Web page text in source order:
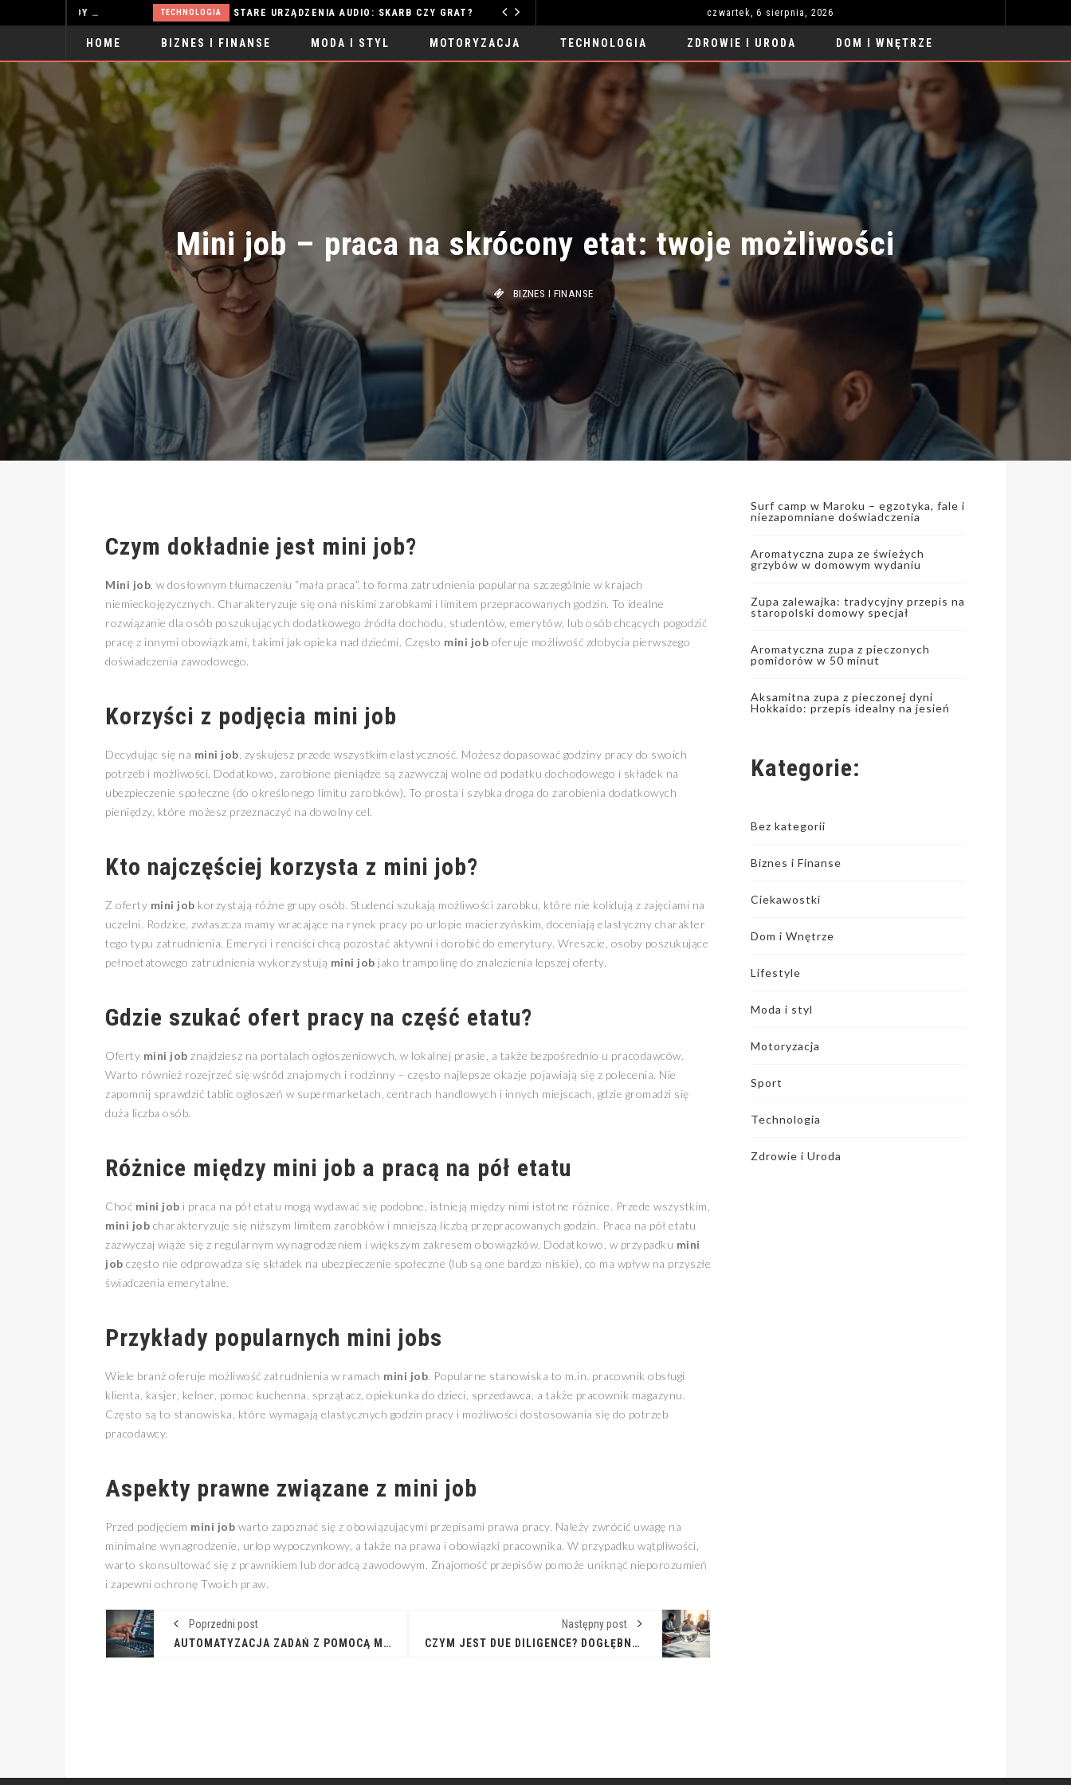
STARE URZĄDZENIA AUDIO: SKARB CZY GRAT? czwartek, 6 sierpnia, 2026
HOME BIZNES I FINANSE MODA I STYL MOTORYZACJA TECHNOLOGIA ZDROWIE I URODA DOM I WNĘTRZE
SPORT
Mini job – praca na skrócony etat: twoje możliwości
Czym dokładnie jest mini job?
Mini job , w dosłownym tłumaczeniu “mała praca”, to forma zatrudnienia popularna szczególnie w krajach
niemieckojęzycznych. Charakteryzuje się ona niskimi zarobkami i limitem przepracowanych godzin. To idealne
rozwiązanie dla osób poszukujących dodatkowego źródła dochodu, studentów, emerytów, lub osób chcących pogodzić
pracę z innymi obowiązkami, takimi jak opieka nad dziećmi. Często mini job oferuje możliwość zdobycia pierwszego
doświadczenia zawodowego.
Korzyści z podjęcia mini job
Decydując się na mini job , zyskujesz przede wszystkim elastyczność. Możesz dopasować godziny pracy do swoich
potrzeb i możliwości. Dodatkowo, zarobione pieniądze są zazwyczaj wolne od podatku dochodowego i składek na
ubezpieczenie społeczne (do określonego limitu zarobków). To prosta i szybka droga do zarobienia dodatkowych
pieniędzy, które możesz przeznaczyć na dowolny cel.
Kto najczęściej korzysta z mini job?
Z oferty mini job korzystają różne grupy osób. Studenci szukają możliwości zarobku, które nie kolidują z zajęciami na
uczelni. Rodzice, zwłaszcza mamy wracające na rynek pracy po urlopie macierzyńskim, doceniają elastyczny charakter
tego typu zatrudnienia. Emeryci i renciści chcą pozostać aktywni i dorobić do emerytury. Wreszcie, osoby poszukujące
pełnoetatowego zatrudnienia wykorzystują mini job jako trampolinę do znalezienia lepszej oferty.
Gdzie szukać ofert pracy na część etatu?
Oferty mini job znajdziesz na portalach ogłoszeniowych, w lokalnej prasie, a także bezpośrednio u pracodawców.
Warto również rozejrzeć się wśród znajomych i rodzinny – często najlepsze okazje pojawiają się z polecenia. Nie
zapomnij sprawdzić tablic ogłoszeń w supermarketach, centrach handlowych i innych miejscach, gdzie gromadzi się
duża liczba osób.
Różnice między mini job a pracą na pół etatu
Choć mini job i praca na pół etatu mogą wydawać się podobne, istnieją między nimi istotne różnice. Przede wszystkim,
mini job charakteryzuje się niższym limitem zarobków i mniejszą liczbą przepracowanych godzin. Praca na pół etatu
zazwyczaj wiąże się z regularnym wynagrodzeniem i większym zakresem obowiązków. Dodatkowo, w przypadku mini
job często nie odprowadza się składek na ubezpieczenie społeczne (lub są one bardzo niskie), co ma wpływ na przyszłe
świadczenia emerytalne.
Przykłady popularnych mini jobs
Wiele branż oferuje możliwość zatrudnienia w ramach mini job. Popularne stanowiska to m.in. pracownik obsługi
klienta, kasjer, kelner, pomoc kuchenna, sprzątacz, opiekunka do dzieci, sprzedawca, a także pracownik magazynu.
Często są to stanowiska, które wymagają elastycznych godzin pracy i możliwości dostosowania się do potrzeb
pracodawcy.
Aspekty prawne związane z mini job
Przed podjęciem mini job warto zapoznać się z obowiązującymi przepisami prawa pracy. Należy zwrócić uwagę na
minimalne wynagrodzenie, urlop wypoczynkowy, a także na prawa i obowiązki pracownika. W przypadku wątpliwości,
warto skonsultować się z prawnikiem lub doradcą zawodowym. Znajomość przepisów pomoże uniknąć nieporozumień
i zapewni ochronę Twoich praw.
Poprzedni post
AUTOMATYZACJA ZADAŃ Z POMOCĄ MAKR VBA
Następny post
CZYM JEST DUE DILIGENCE? DOGŁĘBNA ANALIZA PRZED TRANSAKCJĄ
Surf camp w Maroku – egzotyka, fale i
niezapomniane doświadczenia
Aromatyczna zupa ze świeżych
grzybów w domowym wydaniu
Zupa zalewajka: tradycyjny przepis na
staropolski domowy specjał
Aromatyczna zupa z pieczonych
pomidorów w 50 minut
Aksamitna zupa z pieczonej dyni
Hokkaido: przepis idealny na jesień
Kategorie:
Bez kategorii
Biznes i Finanse
Ciekawostki
Dom i Wnętrze
Lifestyle
Moda i styl
Motoryzacja
Sport
Technologia
Zdrowie i Uroda